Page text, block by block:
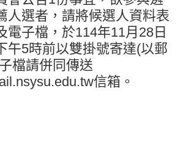
人選者，請將候選人資料表
電子檔，於114年11月28日
午5時前以雙掛號寄達(以郵
檔請併同傳送
信箱。